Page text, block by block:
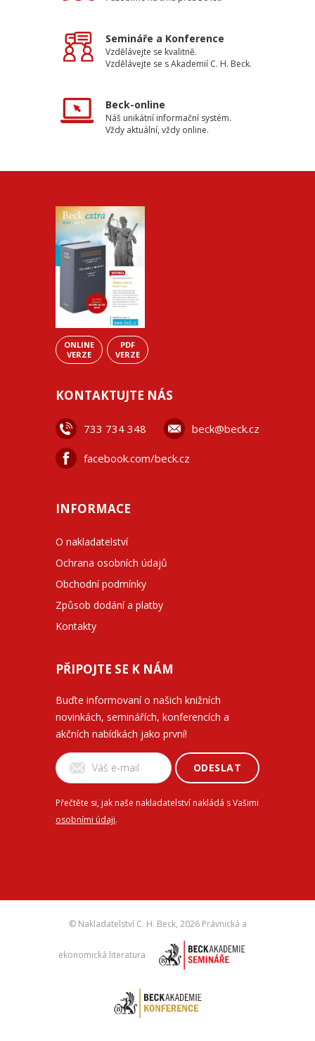
Semináře a Konference
Vzdělávejte se kvalitně.
Vzdělávejte se s Akademií C. H. Beck.
Beck-online
Náš unikátní informační systém.
Vždy aktuální, vždy online.
ONLINE
VERZE
PDF
VERZE
KONTAKTUJTE NÁS
733 734 348 beck@beck.cz
facebook.com/beck.cz
INFORMACE
O nakladatelství
Ochrana osobních údajů
Obchodní podmínky
Způsob dodání a platby
Kontakty
PŘIPOJTE SE K NÁM
Buďte informovaní o našich knižních
novinkách, seminářích, konferencích a
akčních nabídkách jako první!
ODESLAT
Přečtěte si, jak naše nakladatelství nakládá s Vašimi
osobními údaji.
© Nakladatelství C. H. Beck, 2026 Právnická a
ekonomická literatura